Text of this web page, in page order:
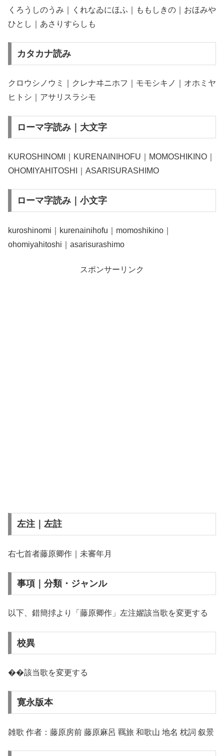
くろうしのうみ｜くれなゐにほふ｜ももしきの｜おほみや
ひとし｜あさりすらしも
カタカナ読み
クロウシノウミ｜クレナヰニホフ｜モモシキノ｜オホミヤ
ヒトシ｜アサリスラシモ
ローマ字読み｜大文字
KUROSHINOMI｜KURENAINIHOFU｜MOMOSHIKINO｜
OHOMIYAHITOSHI｜ASARISURASHIMO
ローマ字読み｜小文字
kuroshinomi｜kurenainihofu｜momoshikino｜
ohomiyahitoshi｜asarisurashimo
スポンサーリンク
左注｜左註
右七首者藤原卿作｜未審年月
事項｜分類・ジャンル
以下、錯簡捄より「藤原卿作」左注嬥該当歌を変更する
校異
��該当歌を変更する
寛永版本
雑歌 作者：藤原房前 藤原麻呂 羈旅 和歌山 地名 枕詞 叙景